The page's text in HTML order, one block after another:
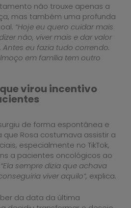
não trouxe apenas a
mas também uma profunda
“Hoje eu quero cuidar mais
não, viver mais e dar valor
eu fazia tudo correndo.
em família tem outro
virou incentivo
de forma espontânea e
que Rosa costumava assistir a
especialmente no TikTok,
a pacientes oncológicos ao
“Ela sempre dizia que achava
viver aquilo”, explica.
da data da última